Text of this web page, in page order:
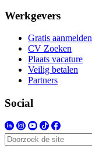
Werkgevers
Gratis aanmelden
CV Zoeken
Plaats vacature
Veilig betalen
Partners
Social